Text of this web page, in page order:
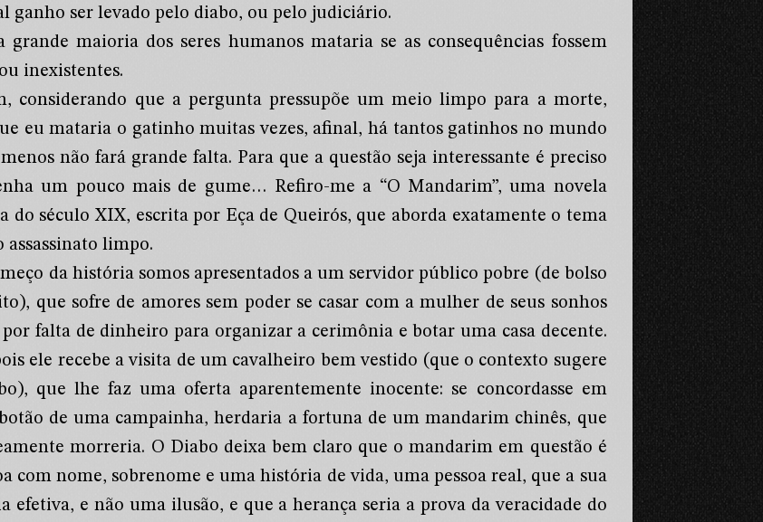
ganho ser levado pelo diabo, ou pelo judiciário.
grande maioria dos seres humanos mataria se as consequências fossem
inexistentes.
considerando que a pergunta pressupõe um meio limpo para a morte,
eu mataria o gatinho muitas vezes, afinal, há tantos gatinhos no mundo
não fará grande falta. Para que a questão seja interessante é preciso
um pouco mais de gume… Refiro-me a “O Mandarim”, uma novela
do século XIX, escrita por Eça de Queirós, que aborda exatamente o tema
assassinato limpo.
da história somos apresentados a um servidor público pobre (de bolso
que sofre de amores sem poder se casar com a mulher de seus sonhos
falta de dinheiro para organizar a cerimônia e botar uma casa decente.
ele recebe a visita de um cavalheiro bem vestido (que o contexto sugere
que lhe faz uma oferta aparentemente inocente: se concordasse em
de uma campainha, herdaria a fortuna de um mandarim chinês, que
morreria. O Diabo deixa bem claro que o mandarim em questão é
com nome, sobrenome e uma história de vida, uma pessoa real, que a sua
efetiva, e não uma ilusão, e que a herança seria a prova da veracidade do